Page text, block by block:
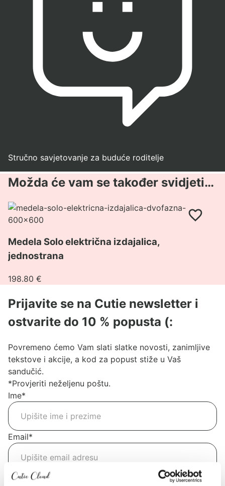
Stručno savjetovanje za buduće roditelje
Možda će vam se također svidjeti…
Pogledaj
proizvod
Solo
električna
jednostrana
Medela Solo električna izdajalica,
jednostrana
198.80 €
Prijavite se na Cutie newsletter i
ostvarite do 10 % popusta (:
Povremeno ćemo Vam slati slatke novosti, zanimljive
tekstove i akcije, a kod za popust stiže u Vaš
sandučić.
*Provjeriti neželjenu poštu.
Ime*
Email*
Pošalji